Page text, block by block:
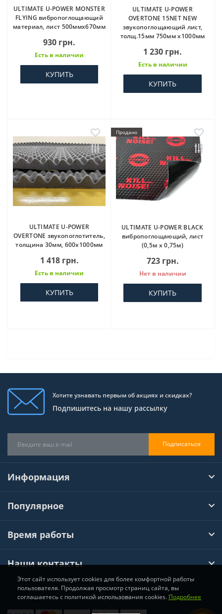
ULTIMATE U-POWER MONSTER
FLYING вибропоглощающий
материал, лист 500ммх670мм
930 грн.
Есть в наличии
КУПИТЬ
ULTIMATE U-POWER
OVERTONE 15NET NEW
звукопоглощающий лист,
толщ.15мм 750мм х1000мм
1 230 грн.
Есть в наличии
КУПИТЬ
ULTIMATE U-POWER
OVERTONE звукопоглотитель,
толщина 30мм, 600х1000мм
1 418 грн.
Есть в наличии
КУПИТЬ
Продано
ULTIMATE U-POWER BLACK
вибропоглощающий, лист
(0,5м x 0,75м)
723 грн.
Нет в наличии
КУПИТЬ
Хотите узнавать первым об акциях и скидках?
Подпишитесь на нашу рассылку
Подписаться
Информация
Популярное
Время работы
Наши контакты
Хімтул © 2026
Этот сайт использует cookies для более комфортной работы
пользователя. Продолжая просмотр страниц сайта, вы
соглашаетесь с политикой использования cookies. Подробнее